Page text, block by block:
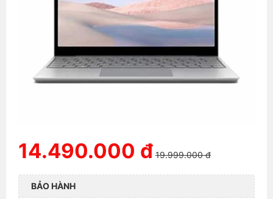
14.490.000 đ 19.999.000 đ
BẢO HÀNH